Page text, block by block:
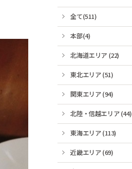
全て(511)
本部(4)
北海道エリア (22)
東北エリア (51)
関東エリア (94)
北陸・信越エリア (44)
東海エリア (113)
近畿エリア (69)